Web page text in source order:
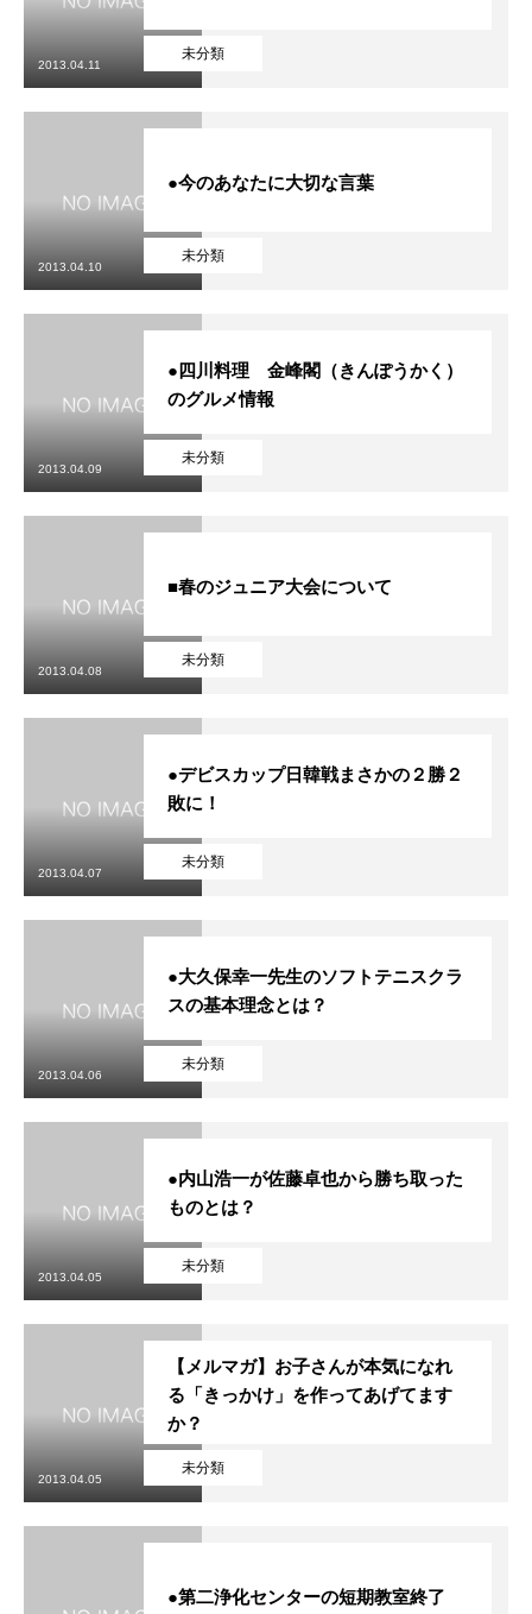
未分類
2013.04.11
未分類
●今のあなたに大切な言葉
2013.04.10
未分類
●四川料理 金峰閣（きんぽうかく）
のグルメ情報
2013.04.09
未分類
■春のジュニア大会について
2013.04.08
未分類
●デビスカップ日韓戦まさかの２勝２
敗に！
2013.04.07
未分類
●大久保幸一先生のソフトテニスクラ
スの基本理念とは？
2013.04.06
未分類
●内山浩一が佐藤卓也から勝ち取った
ものとは？
2013.04.05
未分類
【メルマガ】お子さんが本気になれ
る「きっかけ」を作ってあげてます
か？
2013.04.05
●第二浄化センターの短期教室終了